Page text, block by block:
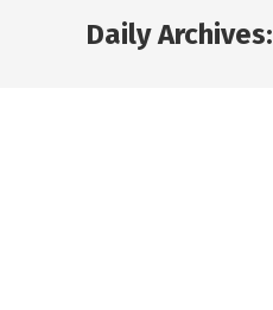
Daily Archives: